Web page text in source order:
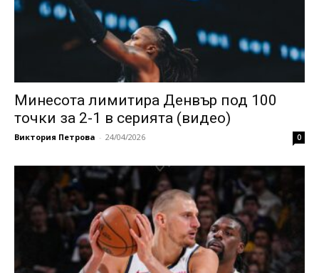
Минесота лимитира Денвър под 100
точки за 2-1 в серията (видео)
Виктория Петрова - 24/04/2026 0